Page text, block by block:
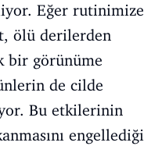
Eğer rutinimize
ölü derilerden
bir görünüme
de cilde
Bu etkilerinin
engellediği